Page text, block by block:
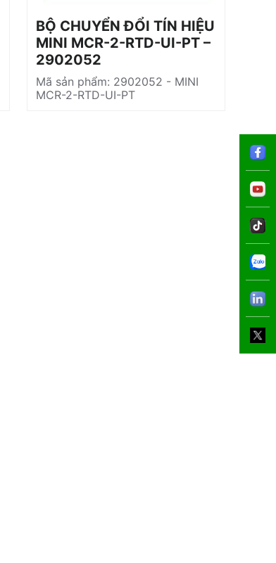
BỘ CHUYỂN ĐỔI TÍN HIỆU
MINI MCR-2-RTD-UI-PT –
2902052
Mã sản phẩm: 2902052 - MINI
MCR-2-RTD-UI-PT